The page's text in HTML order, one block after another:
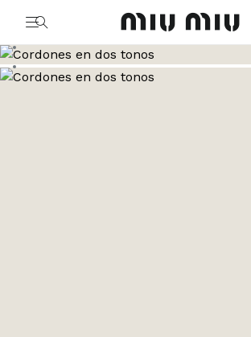
Ver la imagen 2
Ver la imagen 3